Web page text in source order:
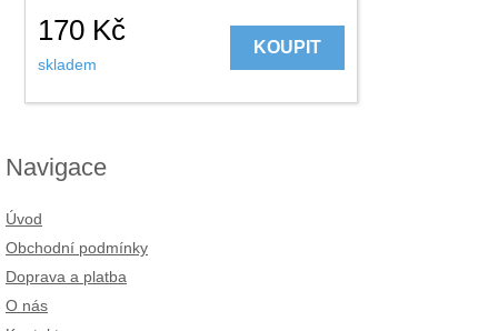
170 Kč
skladem
KOUPIT
Navigace
Úvod
Obchodní podmínky
Doprava a platba
O nás